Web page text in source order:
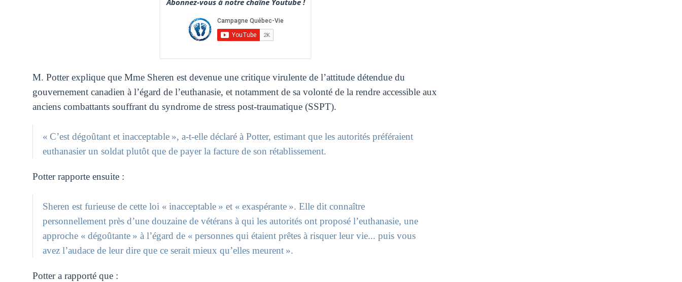
Abonnez-vous à notre chaîne Youtube !
M. Potter explique que Mme Sheren est devenue une critique virulente de l’attitude détendue du
gouvernement canadien à l’égard de l’euthanasie, et notamment de sa volonté de la rendre accessible aux
anciens combattants souffrant du syndrome de stress post-traumatique (SSPT).
« C’est dégoûtant et inacceptable », a-t-elle déclaré à Potter, estimant que les autorités préféraient
euthanasier un soldat plutôt que de payer la facture de son rétablissement.
Potter rapporte ensuite :
Sheren est furieuse de cette loi « inacceptable » et « exaspérante ». Elle dit connaître
personnellement près d’une douzaine de vétérans à qui les autorités ont proposé l’euthanasie, une
approche « dégoûtante » à l’égard de « personnes qui étaient prêtes à risquer leur vie... puis vous
avez l’audace de leur dire que ce serait mieux qu’elles meurent ».
Potter a rapporté que :